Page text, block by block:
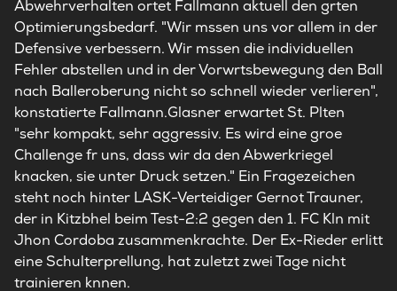
Abwehrverhalten ortet Fallmann aktuell den grten
Optimierungsbedarf. "Wir mssen uns vor allem in der
Defensive verbessern. Wir mssen die individuellen
Fehler abstellen und in der Vorwrtsbewegung den Ball
nach Balleroberung nicht so schnell wieder verlieren",
konstatierte Fallmann.Glasner erwartet St. Plten
"sehr kompakt, sehr aggressiv. Es wird eine groe
Challenge fr uns, dass wir da den Abwerkriegel
knacken, sie unter Druck setzen." Ein Fragezeichen
steht noch hinter LASK-Verteidiger Gernot Trauner,
der in Kitzbhel beim Test-2:2 gegen den 1. FC Kln mit
Jhon Cordoba zusammenkrachte. Der Ex-Rieder erlitt
eine Schulterprellung, hat zuletzt zwei Tage nicht
trainieren knnen.